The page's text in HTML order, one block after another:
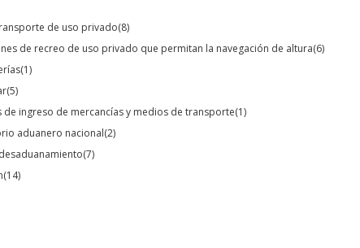
de uso privado(8)
de recreo de uso privado que permitan la navegación de altura(6)
(1)
(5)
ingreso de mercancías y medios de transporte(1)
aduanero nacional(2)
(7)
(14)